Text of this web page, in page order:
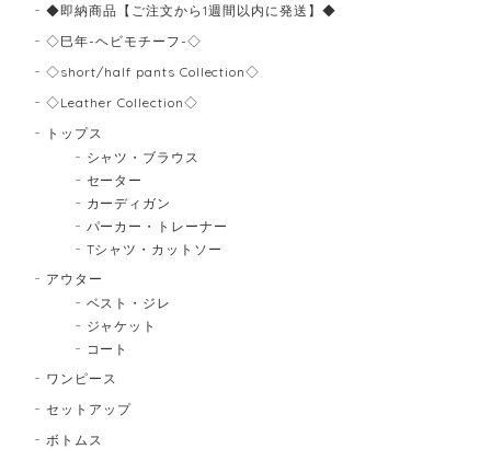
◆即納商品【ご注文から1週間以内に発送】◆
◇巳年-ヘビモチーフ-◇
◇short/half pants Collection◇
◇Leather Collection◇
トップス
シャツ・ブラウス
セーター
カーディガン
パーカー・トレーナー
Tシャツ・カットソー
アウター
ベスト・ジレ
ジャケット
コート
ワンピース
セットアップ
ボトムス